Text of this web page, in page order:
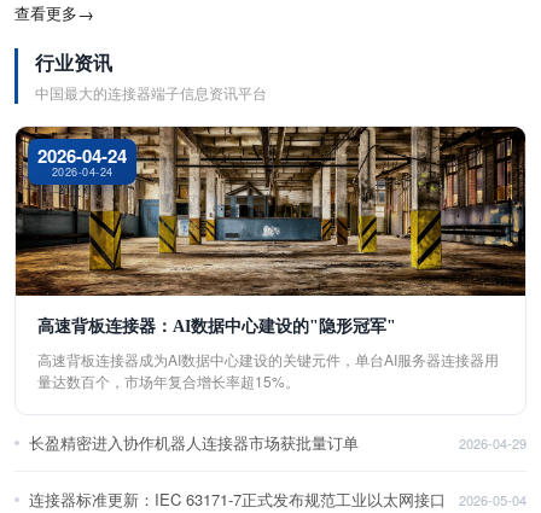
查看更多→
行业资讯
中国最大的连接器端子信息资讯平台
2026-04-24
2026-04-24
高速背板连接器：AI数据中心建设的"隐形冠军"
高速背板连接器成为AI数据中心建设的关键元件，单台AI服务器连接器用
量达数百个，市场年复合增长率超15%。
长盈精密进入协作机器人连接器市场获批量订单 2026-04-29
连接器标准更新：IEC 63171-7正式发布规范工业以太网接口 2026-05-04